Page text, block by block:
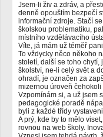
Jsem-li živ a zdráv, a
denně opouštím bezpečí
informační zdroje. Stačí
školskou problematiku,
místního vzdělávacího
Víte, já mám už téměř
To vždycky něco někoho
století, další se toho chytí,
školství, ne-li celý svět a
ohradí, je označen za
mizernou úroveň čehokoli
Vzpomínám si, a už jsem
pedagogické poradě
byli z každé třídy
A prý, kde by to mělo
rovnou na web školy.